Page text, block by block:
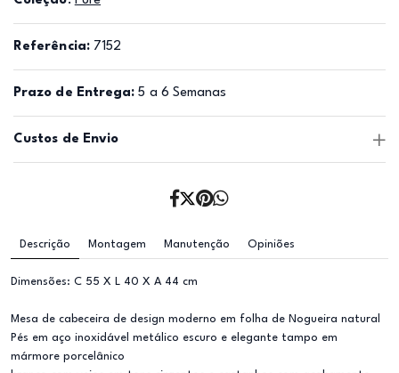
Referência: 7152
Prazo de Entrega: 5 a 6 Semanas
Custos de Envio
Descrição Montagem Manutenção Opiniões
Dimensões: C 55 X L 40 X A 44 cm
Mesa de cabeceira de design moderno em folha de Nogueira natural
Pés em aço inoxidável metálico escuro e elegante tampo em
mármore porcelânico